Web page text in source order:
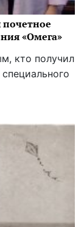
«Омега»
кто получил